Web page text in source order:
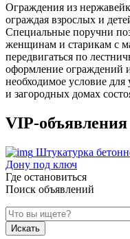
Ограждения из
ограждая взрослых и
Специальные поручни
женщинам и старикам с
передвигаться по
оформление ограждений
необходимое условие
и загородных домах
VIP-объявления
Штукатурка
Дону под ключ
Где остановиться
Поиск объявлений
Искать